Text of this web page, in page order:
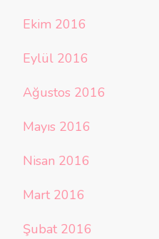
Ekim 2016
Eylül 2016
Ağustos 2016
Mayıs 2016
Nisan 2016
Mart 2016
Şubat 2016